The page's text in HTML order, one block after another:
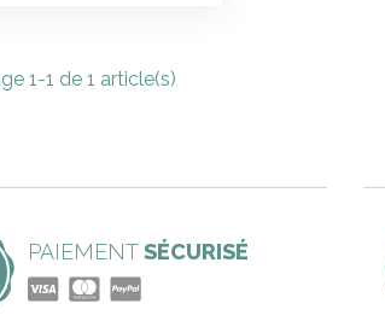
1-1 de 1 article(s)
PAIEMENTSÉCURISÉ